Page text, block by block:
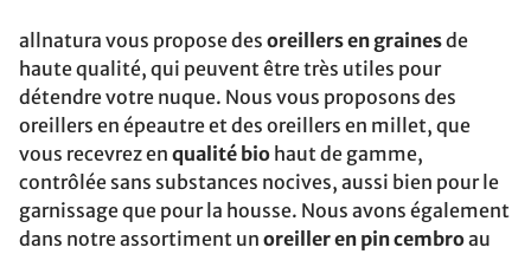
allnatura vous propose des oreillers en grainesde
haute qualité, qui peuvent être très utiles pour
détendre votre nuque. Nous vous proposons des
oreillers en épeautre et des oreillers en millet, que
vous recevrez en qualité bio haut de gamme,
contrôlée sans substances nocives, aussi bien pour le
garnissage que pour la housse. Nous avons également
dans notre assortiment un oreiller en pin cembroau